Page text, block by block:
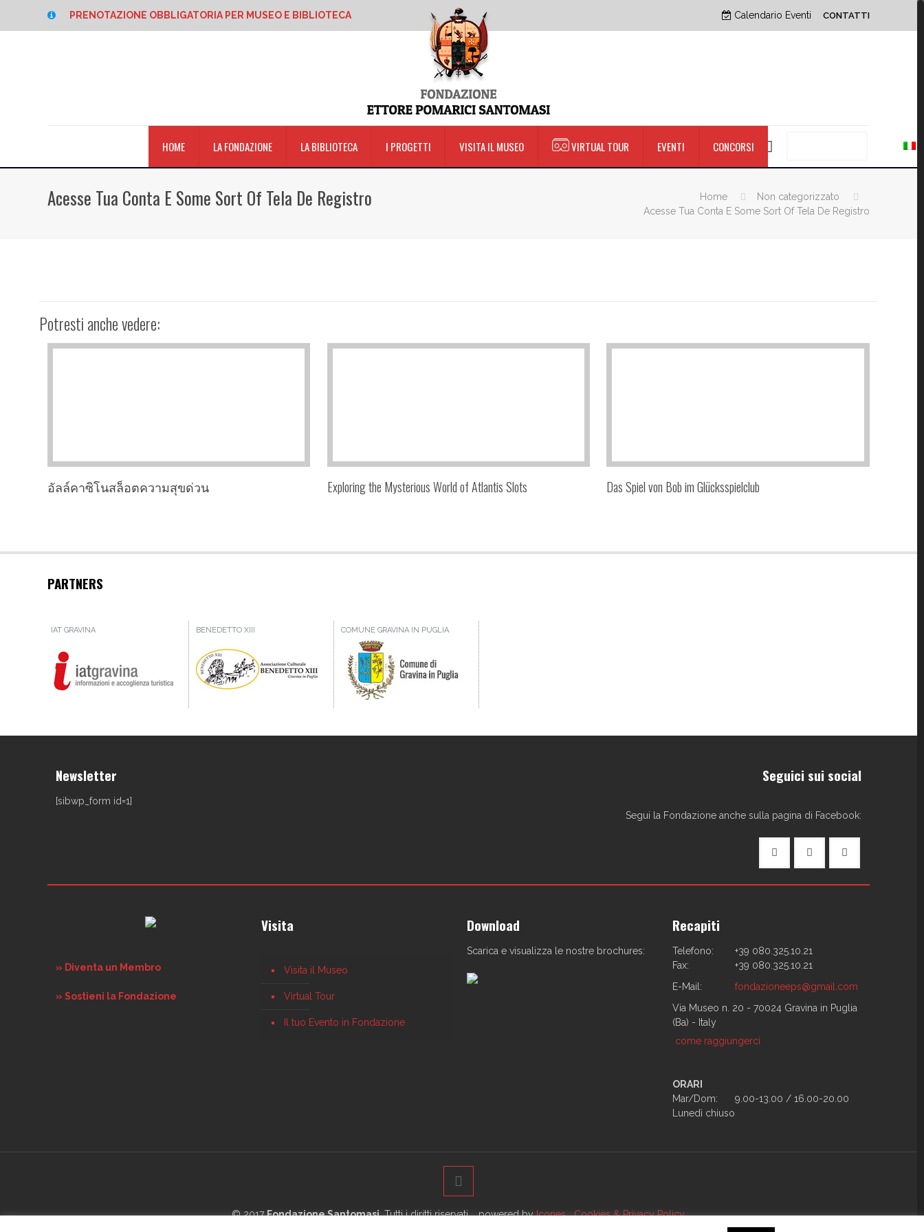
PRENOTAZIONE OBBLIGATORIA PER MUSEO E BIBLIOTECA Calendario Eventi CONTATTI
HOME LA FONDAZIONE LA BIBLIOTECA I PROGETTI VISITA IL MUSEO VIRTUAL TOUR EVENTI CONCORSI
Acesse Tua Conta E Some Sort Of Tela De Registro Home
Non categorizzato
Acesse Tua Conta E Some Sort Of Tela De Registro
Potresti anche vedere:
อัลล์คาซิโนสล็อตความสุขด่วน Exploring the Mysterious World of Atlantis Slots Das Spiel von Bob im Glücksspielclub
PARTNERS
IAT GRAVINA BENEDETTO XIII COMUNE GRAVINA IN PUGLIA
Newsletter
[sibwp_form id=1]
Seguici sui social
Segui la Fondazione anche sulla pagina di Facebook:
» Diventa un Membro
» Sostieni la Fondazione
Visita
Visita il Museo
Virtual Tour
Il tuo Evento in Fondazione
Download
Scarica e visualizza le nostre brochures:
Recapiti
Telefono:
+39 080.325.10.21
Fax:
+39 080.325.10.21
E-Mail:
fondazioneeps@gmail.com
Via Museo n. 20 - 70024 Gravina in Puglia
(Ba) - Italy
come raggiungerci
ORARI
Mar/Dom:
9.00-13.00 / 16.00-20.00
Lunedì chiuso
© 2017Fondazione Santomasi. Tutti i diritti riservati. powered byIcones
Cookies & Privacy Policy